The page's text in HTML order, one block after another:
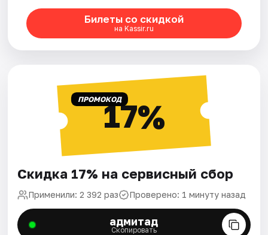
Билеты со скидкой
на Kassir.ru
ПРОМОКОД17%
Скидка 17% на сервисный сбор
Применили: 2 392 раз Проверено: 1 минуту назад
адмитад
Скопировать